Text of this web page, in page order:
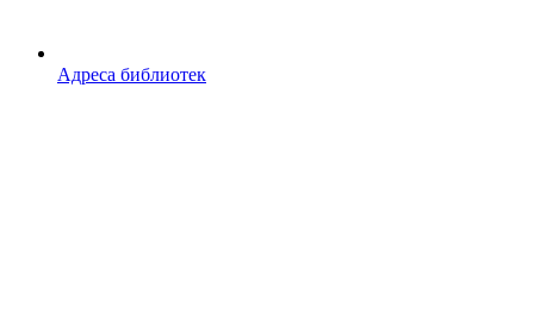
Адреса библиотек